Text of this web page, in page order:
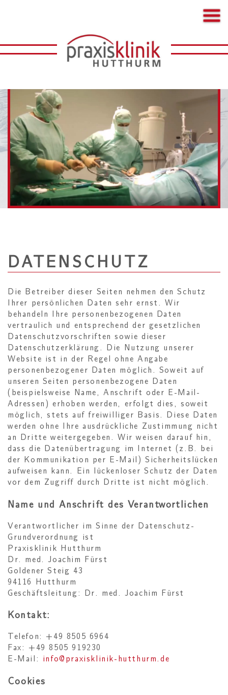
DATENSCHUTZ
Die Betreiber dieser Seiten nehmen den Schutz
Ihrer persönlichen Daten sehr ernst. Wir
behandeln Ihre personenbezogenen Daten
vertraulich und entsprechend der gesetzlichen
Datenschutzvorschriften sowie dieser
Datenschutzerklärung. Die Nutzung unserer
Website ist in der Regel ohne Angabe
personenbezogener Daten möglich. Soweit auf
unseren Seiten personenbezogene Daten
(beispielsweise Name, Anschrift oder E-Mail-
Adressen) erhoben werden, erfolgt dies, soweit
möglich, stets auf freiwilliger Basis. Diese Daten
werden ohne Ihre ausdrückliche Zustimmung nicht
an Dritte weitergegeben. Wir weisen darauf hin,
dass die Datenübertragung im Internet (z.B. bei
der Kommunikation per E-Mail) Sicherheitslücken
aufweisen kann. Ein lückenloser Schutz der Daten
vor dem Zugriff durch Dritte ist nicht möglich.
Name und Anschrift des Verantwortlichen
Verantwortlicher im Sinne der Datenschutz-
Grundverordnung ist
Praxisklinik Hutthurm
Dr. med. Joachim Fürst
Goldener Steig 43
94116 Hutthurm
Geschäftsleitung: Dr. med. Joachim Fürst
Kontakt:
Telefon: +49 8505 6964
Fax: +49 8505 919230
E-Mail: info@praxisklinik-hutthurm.de
Cookies